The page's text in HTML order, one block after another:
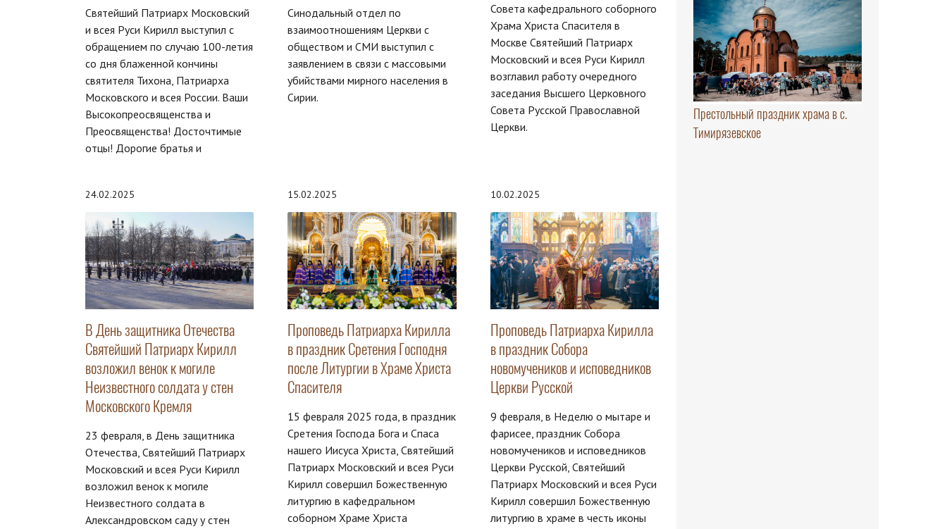
Святейший Патриарх Московский
и всея Руси Кирилл выступил с
обращением по случаю 100-летия
со дня блаженной кончины
святителя Тихона, Патриарха
Московского и всея России. Ваши
Высокопреосвященства и
Преосвященства! Досточтимые
отцы! Дорогие братья и
Синодальный отдел по
взаимоотношениям Церкви с
обществом и СМИ выступил с
заявлением в связи с массовыми
убийствами мирного населения в
Сирии.
Совета кафедрального соборного
Храма Христа Спасителя в
Москве Святейший Патриарх
Московский и всея Руси Кирилл
возглавил работу очередного
заседания Высшего Церковного
Совета Русской Православной
Церкви.
24.02.2025
В День защитника Отечества
Святейший Патриарх Кирилл
возложил венок к могиле
Неизвестного солдата у стен
Московского Кремля
23 февраля, в День защитника
Отечества, Святейший Патриарх
Московский и всея Руси Кирилл
возложил венок к могиле
Неизвестного солдата в
Александровском саду у стен
15.02.2025
Проповедь Патриарха Кирилла
в праздник Сретения Господня
после Литургии в Храме Христа
Спасителя
15 февраля 2025 года, в праздник
Сретения Господа Бога и Спаса
нашего Иисуса Христа, Святейший
Патриарх Московский и всея Руси
Кирилл совершил Божественную
литургию в кафедральном
соборном Храме Христа
10.02.2025
Проповедь Патриарха Кирилла
в праздник Собора
новомучеников и исповедников
Церкви Русской
9 февраля, в Неделю о мытаре и
фарисее, праздник Собора
новомучеников и исповедников
Церкви Русской, Святейший
Патриарх Московский и всея Руси
Кирилл совершил Божественную
литургию в храме в честь иконы
Престольный праздник храма в с.
Тимирязевское